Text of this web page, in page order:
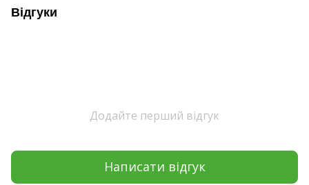
Відгуки
Додайте перший відгук
Написати відгук